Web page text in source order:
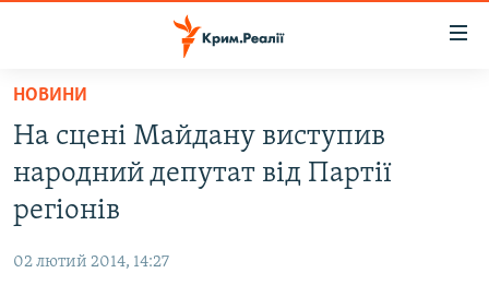
Перейти
основного
матеріалу
Перейти
до
основної
ВОДА.КРИМ
ВІДЕО ТА ФОТО
БЛОГИ
НОВИНИ
На сцені Майдану виступив
народний депутат від Партії
регіонів
02 лютий 2014, 14:27